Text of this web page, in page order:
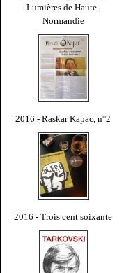
Lumières de Haute-
Normandie
2016 - Raskar Kapac, n°2
2016 - Trois cent soixante